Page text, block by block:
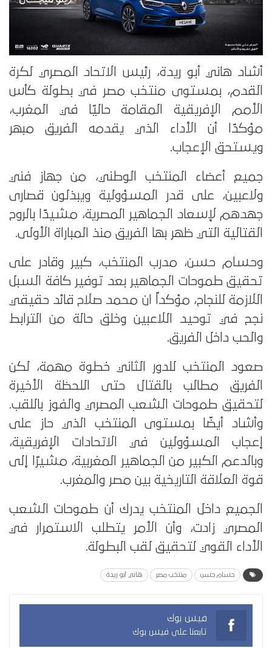
أشاد هاني أبو ريدة، رئيس الاتحاد المصري لكرة
القدم، بمستوى منتخب مصر في بطولة كأس
الأمم الإفريقية المقامة حاليًا في المغرب،
مؤكدًا أن الأداء الذي يقدمه الفريق مبهر
ويستحق الإعجاب.
جميع أعضاء المنتخب الوطني، من جهاز فني
ولاعبين، على قدر المسؤولية ويبذلون قصارى
جهدهم لإسعاد الجماهير المصرية، مشيدًا بالروح
القتالية التي ظهر بها الفريق منذ المباراة الأولى.
وحسام حسن، مدرب المنتخب، كبير وقادر على
تحقيق طموحات الجماهير بعد توفير كافة السبل
اللازمة للنجاح، مؤكداً ان محمد صلاح قائد حقيقي
نجح في توحيد اللاعبين وخلق حالة من الترابط
والحب داخل الفريق.
صعود المنتخب للدور الثاني خطوة مهمة، لكن
الفريق مطالب بالقتال حتى اللحظة الأخيرة
لتحقيق طموحات الشعب المصري والفوز باللقب.
وأشاد أيضًا بمستوى المنتخب الذي حاز على
إعجاب المسؤولين في الاتحادات الإفريقية،
وبالدعم الكبير من الجماهير المغربية، مشيرًا إلى
قوة العلاقة التاريخية بين مصر والمغرب.
الجميع داخل المنتخب يدرك أن طموحات الشعب
المصري زادت، وأن الأمر يتطلب الاستمرار في
الأداء القوي لتحقيق لقب البطولة.
حسام حسن منتخب مصر هاني أبو ريدة
فيس بوك
تابعنا على فيس بوك